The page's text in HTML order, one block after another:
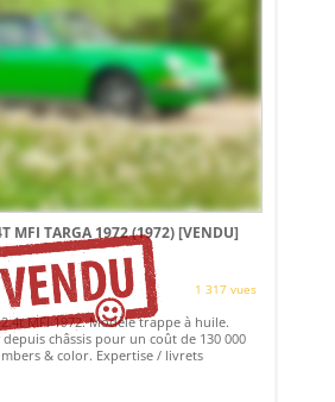
MFI TARGA 1972 (1972)[VENDU]
1 317 vues
MFI 1972. Modèle trappe à huile.
châssis pour un coût de 130 000
& color. Expertise / livrets